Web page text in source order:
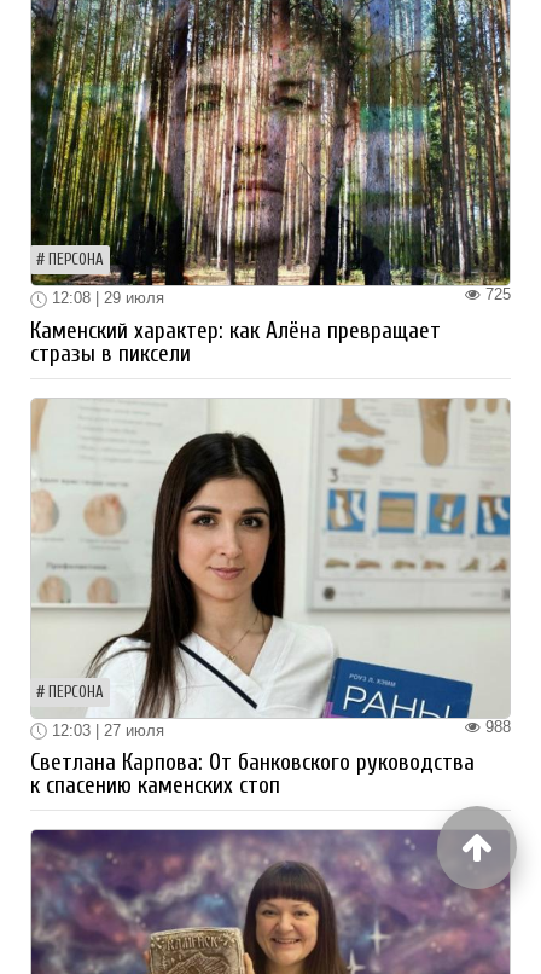
ПЕРСОНА
725
12:08 | 29 июля
Каменский характер: как Алёна превращает
стразы в пиксели
ПЕРСОНА
988
12:03 | 27 июля
Светлана Карпова: От банковского руководства
к спасению каменских стоп